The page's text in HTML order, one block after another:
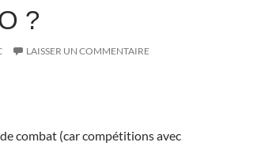
?
LAISSER UN COMMENTAIRE
combat (car compétitions avec